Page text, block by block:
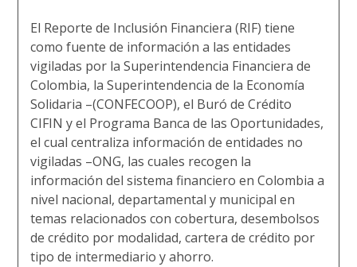
El Reporte de Inclusión Financiera (RIF) tiene
como fuente de información a las entidades
vigiladas por la Superintendencia Financiera de
Colombia, la Superintendencia de la Economía
Solidaria –(CONFECOOP), el Buró de Crédito
CIFIN y el Programa Banca de las Oportunidades,
el cual centraliza información de entidades no
vigiladas –ONG, las cuales recogen la
información del sistema financiero en Colombia a
nivel nacional, departamental y municipal en
temas relacionados con cobertura, desembolsos
de crédito por modalidad, cartera de crédito por
tipo de intermediario y ahorro.